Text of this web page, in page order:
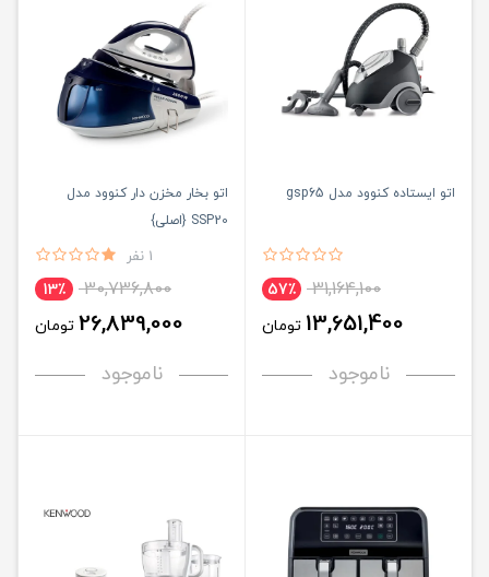
اتو ایستاده کنوود مدل gsp65
31,164,100 57٪
13,651,400 تومان
ناموجود
اتو بخار مخزن دار کنوود مدل
SSP20 {اصلی}
1 نفر
30,736,800 13٪
26,839,000 تومان
ناموجود